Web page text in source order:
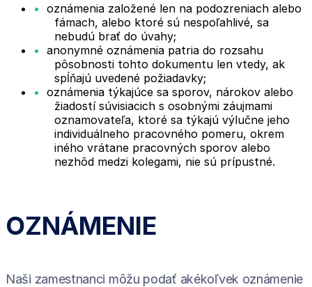
oznámenia založené len na podozreniach alebo
fámach, alebo ktoré sú nespoľahlivé, sa
nebudú brať do úvahy;
anonymné oznámenia patria do rozsahu
pôsobnosti tohto dokumentu len vtedy, ak
spĺňajú uvedené požiadavky;
oznámenia týkajúce sa sporov, nárokov alebo
žiadostí súvisiacich s osobnými záujmami
oznamovateľa, ktoré sa týkajú výlučne jeho
individuálneho pracovného pomeru, okrem
iného vrátane pracovných sporov alebo
nezhôd medzi kolegami, nie sú prípustné.
OZNÁMENIE
Naši zamestnanci môžu podať akékoľvek oznámenie